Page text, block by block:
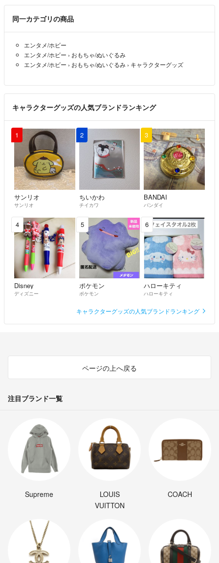
◎使用した商品は出品前にアルコールで拭いており、出来る限り綺麗な
状態で出品しております。
ます。
◎定形外発送は郵送時の保証・追跡は御座いません。心配な方はプラス
同一カテゴリの商品
エンタメ/ホビー
エンタメ/ホビー › おもちゃ/ぬいぐるみ
エンタメ/ホビー › おもちゃ/ぬいぐるみ › キャラクターグッズ
キャラクターグッズの人気ブランドランキング
1
サンリオ
サンリオ
2
ちいかわ
チイカワ
3
BANDAI
バンダイ
4
Disney
ディズニー
5
ポケモン
ポケモン
6
ハローキティ
ハローキティ
キャラクターグッズの人気ブランドランキング
ページの上へ戻る
注目ブランド一覧
Supreme
LOUIS
VUITTON
COACH